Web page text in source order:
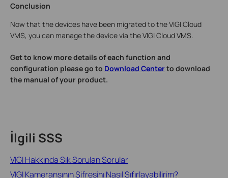
Conclusion
Now that the devices have been migrated to the VIGI Cloud
VMS, you can manage the device via the VIGI Cloud VMS.
Get to know more details of each function and
configuration please go to Download Centerto download
the manual of your product.
İlgili SSS
VIGI Hakkında Sık Sorulan Sorular
VIGI Kameransının Şifresinı Nasıl Sıfırlayabilirim?